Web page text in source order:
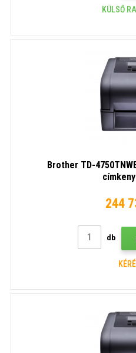
KÜLSŐ
Brother TD-
244
db